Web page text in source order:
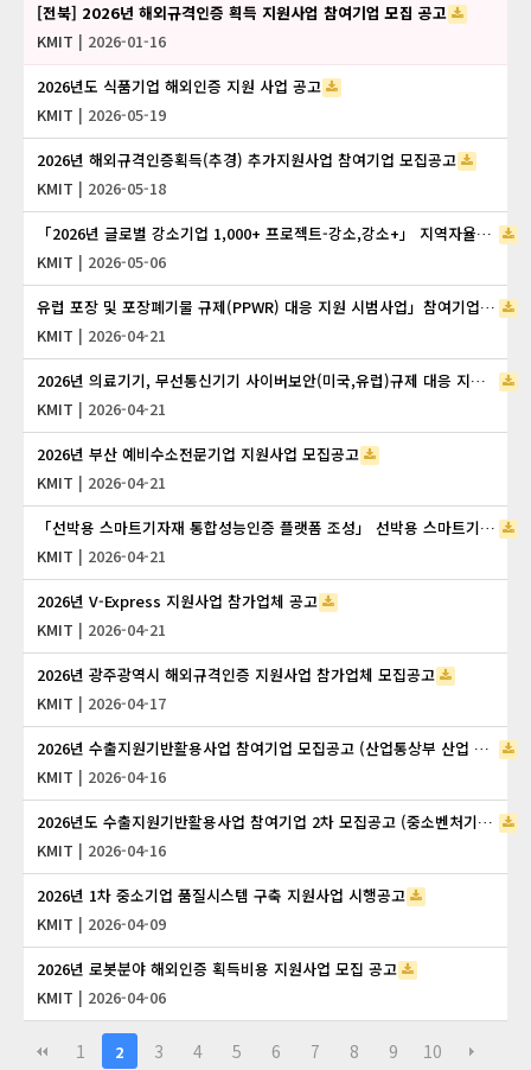
[전북] 2026년 해외규격인증 획득 지원사업 참여기업 모집 공고
KMIT | 2026-01-16
2026년도 식품기업 해외인증 지원 사업 공고
KMIT | 2026-05-19
2026년 해외규격인증획득(추경) 추가지원사업 참여기업 모집공고
KMIT | 2026-05-18
「2026년 글로벌 강소기업 1,000+ 프로젝트-강소,강소+」 지역자율프로그램 지원사업 참여기업 모집공고
KMIT | 2026-05-06
유럽 포장 및 포장폐기물 규제(PPWR) 대응 지원 시범사업」참여기업 모집공고
KMIT | 2026-04-21
2026년 의료기기, 무선통신기기 사이버보안(미국,유럽)규제 대응 지원사업 참여기업 모집공고
KMIT | 2026-04-21
2026년 부산 예비수소전문기업 지원사업 모집공고
KMIT | 2026-04-21
「선박용 스마트기자재 통합성능인증 플랫폼 조성」 선박용 스마트기자재 시험/인증/시제품제작 지원사업 수혜기업 모집 공고
KMIT | 2026-04-21
2026년 V-Express 지원사업 참가업체 공고
KMIT | 2026-04-21
2026년 광주광역시 해외규격인증 지원사업 참가업체 모집공고
KMIT | 2026-04-17
2026년 수출지원기반활용사업 참여기업 모집공고 (산업통상부 산업 글로벌 진출역량 강화_(긴급지원바우처 3차))
KMIT | 2026-04-16
2026년도 수출지원기반활용사업 참여기업 2차 모집공고 (중소벤처기업부 소관 수출바우처사업)
KMIT | 2026-04-16
2026년 1차 중소기업 품질시스템 구축 지원사업 시행공고
KMIT | 2026-04-09
2026년 로봇분야 해외인증 획득비용 지원사업 모집 공고
KMIT | 2026-04-06
1 2 3 4 5 6 7 8 9 10